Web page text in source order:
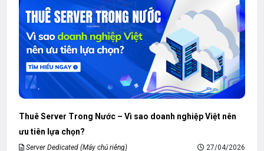
Thuê Server Trong Nước – Vì sao doanh nghiệp Việt nên
ưu tiên lựa chọn?
Server Dedicated (Máy chủ riêng) 27/04/2026